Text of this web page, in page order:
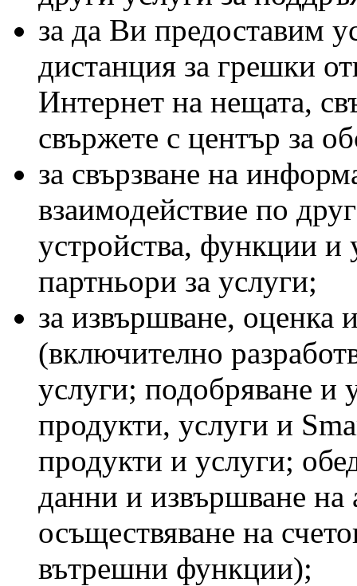
за да Ви предоставим
дистанция за грешки
Интернет на нещата,
свържете с център за
за свързване на
взаимодействие по
устройства, функции и
партньори за услуги;
за извършване, оценка
(включително
услуги; подобряване и
продукти, услуги и
продукти и услуги;
данни и извършване на
осъществяване на
вътрешни функции);